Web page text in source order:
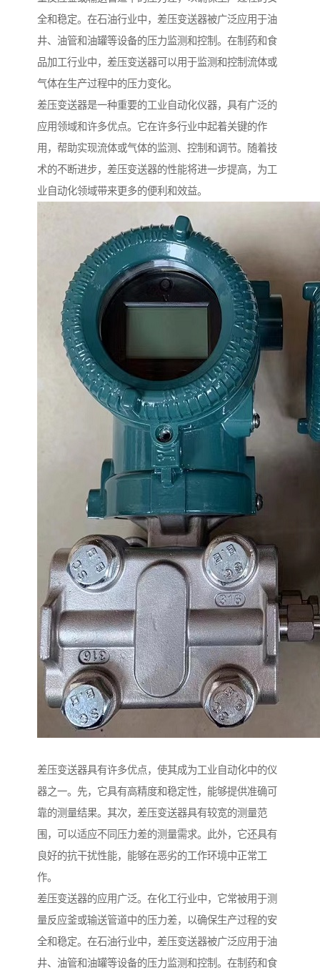
全和稳定。在石油行业中，差压变送器被广泛应用于油
井、油管和油罐等设备的压力监测和控制。在制药和食
品加工行业中，差压变送器可以用于监测和控制流体或
气体在生产过程中的压力变化。
差压变送器是一种重要的工业自动化仪器，具有广泛的
应用领域和许多优点。它在许多行业中起着关键的作
用，帮助实现流体或气体的监测、控制和调节。随着技
术的不断进步，差压变送器的性能将进一步提高，为工
业自动化领域带来更多的便利和效益。
差压变送器具有许多优点，使其成为工业自动化中的仪
器之一。先，它具有高精度和稳定性，能够提供准确可
靠的测量结果。其次，差压变送器具有较宽的测量范
围，可以适应不同压力差的测量需求。此外，它还具有
良好的抗干扰性能，能够在恶劣的工作环境中正常工
作。
差压变送器的应用广泛。在化工行业中，它常被用于测
量反应釜或输送管道中的压力差，以确保生产过程的安
全和稳定。在石油行业中，差压变送器被广泛应用于油
井、油管和油罐等设备的压力监测和控制。在制药和食